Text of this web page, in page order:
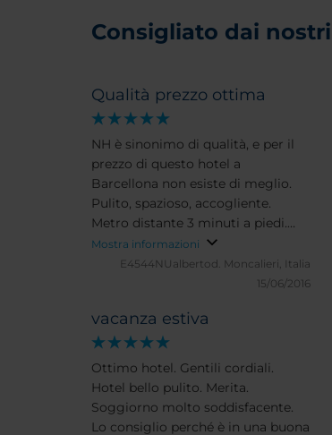
Consigliato dai
Qualità prezzo ottima
NH è sinonimo di qualità, e per il
prezzo di questo hotel a
Barcellona non esiste di meglio.
Pulito, spazioso, accogliente.
Metro distante 3 minuti a piedi.
Rapporto qualità prezzo
eccellente. Un po vecchio ma ben
Mostra informazioni
E4544NUalbertod. Moncalieri, Italia
15/06/2016
vacanza estiva
Ottimo hotel. Gentili cordiali.
Hotel bello pulito. Merita.
Soggiorno molto soddisfacente.
Lo consiglio perché è in una buona